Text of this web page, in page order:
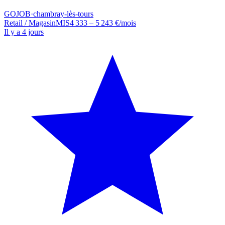
GOJOB·chambray-lès-tours
Retail / MagasinMIS4 333 – 5 243 €/mois
Il y a 4 jours